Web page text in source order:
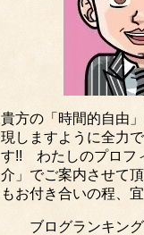
貴方の「時間的自由
現しますように全力
す!! わたしのプロフ
介」でご案内させて
もお付き合いの程、
ブログランキン